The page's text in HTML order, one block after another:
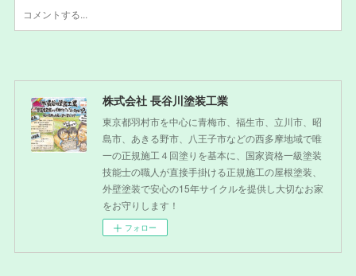
株式会社 長谷川塗装工業
東京都羽村市を中心に青梅市、福生市、立川市、昭
島市、あきる野市、八王子市などの西多摩地域で唯
一の正規施工４回塗りを基本に、国家資格一級塗装
技能士の職人が直接手掛ける正規施工の屋根塗装、
外壁塗装で安心の15年サイクルを提供し大切なお家
をお守りします！
フォロー